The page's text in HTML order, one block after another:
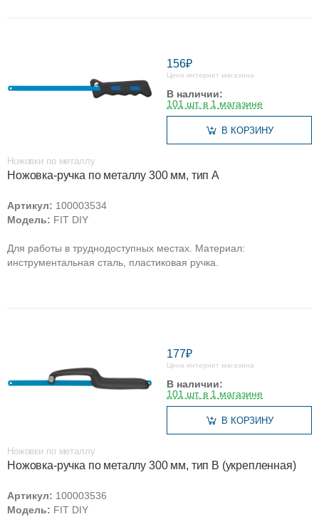
156₽
Цена интернет магазина
В наличии:
101 шт. в 1 магазине
В КОРЗИНУ
Ножовки по металлу
Ножовка-ручка по металлу 300 мм, тип А
Артикул: 100003534
Модель: FIT DIY
Для работы в труднодоступных местах. Материал:
инструментальная сталь, пластиковая ручка.
177₽
Цена интернет магазина
В наличии:
101 шт. в 1 магазине
В КОРЗИНУ
Ножовки по металлу
Ножовка-ручка по металлу 300 мм, тип В (укрепленная)
Артикул: 100003536
Модель: FIT DIY